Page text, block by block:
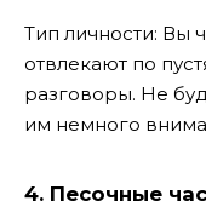
Тип личности: Вы
отвлекают по
разговоры. Не
им немного
4. Песочные